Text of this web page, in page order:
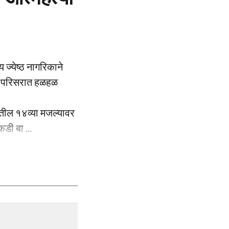
ज्येष्ठ नागरिकाने
हळहळ
१४व्या मजल्यावर
बा ...